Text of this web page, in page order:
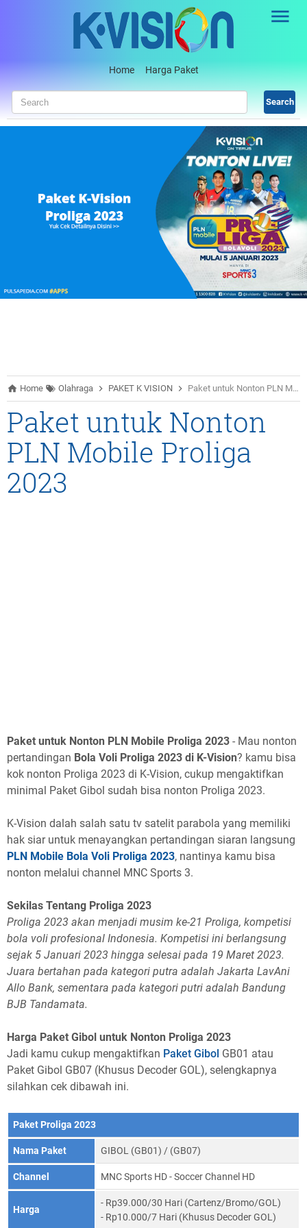
Skip to main content
Home Harga Paket
Home Olahraga PAKET K VISION Paket untuk Nonton PLN Mobile Proliga 2023
Paket untuk Nonton
PLN Mobile Proliga
2023
Paket untuk Nonton PLN Mobile Proliga 2023 - Mau nonton
pertandingan Bola Voli Proliga 2023 di K-Vision? kamu bisa
kok nonton Proliga 2023 di K-Vision, cukup mengaktifkan
minimal Paket Gibol sudah bisa nonton Proliga 2023.
K-Vision dalah salah satu tv satelit parabola yang memiliki
hak siar untuk menayangkan pertandingan siaran langsung
PLN Mobile Bola Voli Proliga 2023, nantinya kamu bisa
nonton melalui channel MNC Sports 3.
Sekilas Tentang Proliga 2023
Proliga 2023 akan menjadi musim ke-21 Proliga, kompetisi
bola voli profesional Indonesia. Kompetisi ini berlangsung
sejak 5 Januari 2023 hingga selesai pada 19 Maret 2023.
Juara bertahan pada kategori putra adalah Jakarta LavAni
Allo Bank, sementara pada kategori putri adalah Bandung
BJB Tandamata.
Harga Paket Gibol untuk Nonton Proliga 2023
Jadi kamu cukup mengaktifkan Paket Gibol GB01 atau
Paket Gibol GB07 (Khusus Decoder GOL), selengkapnya
silahkan cek dibawah ini.
Paket Proliga 2023
Nama Paket GIBOL (GB01) / (GB07)
Channel MNC Sports HD - Soccer Channel HD
Harga
- Rp39.000/30 Hari (Cartenz/Bromo/GOL)
- Rp10.000/7 Hari (Khusus Decoder GOL)